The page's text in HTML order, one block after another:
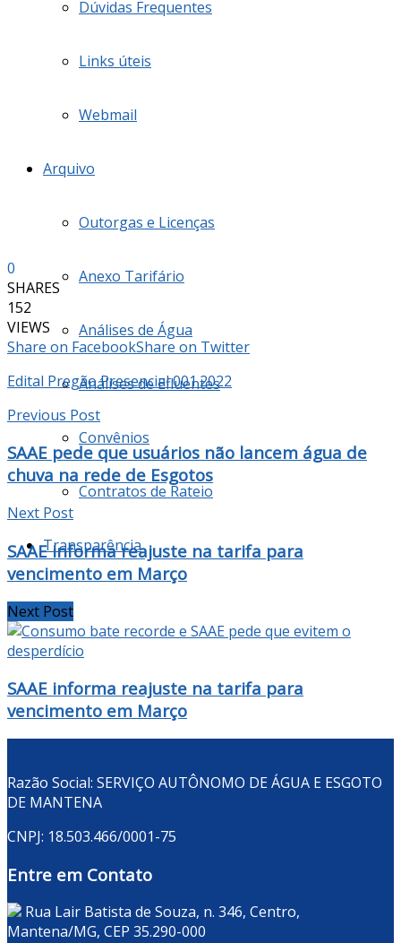
Dúvidas Frequentes
Links úteis
Webmail
Arquivo
Outorgas e Licenças
Anexo Tarifário
Análises de Água
Análises de Efluentes
Convênios
Contratos de Rateio
Transparência
0
SHARES
152
VIEWS
Share on FacebookShare on Twitter
Edital Pregão Presencial 001.2022
Previous Post
SAAE pede que usuários não lancem água de
chuva na rede de Esgotos
Next Post
SAAE informa reajuste na tarifa para
vencimento em Março
Next Post
SAAE informa reajuste na tarifa para
vencimento em Março
Razão Social: SERVIÇO AUTÔNOMO DE ÁGUA E ESGOTO
DE MANTENA
CNPJ: 18.503.466/0001-75
Entre em Contato
Rua Lair Batista de Souza, n. 346, Centro,
Mantena/MG, CEP 35.290-000